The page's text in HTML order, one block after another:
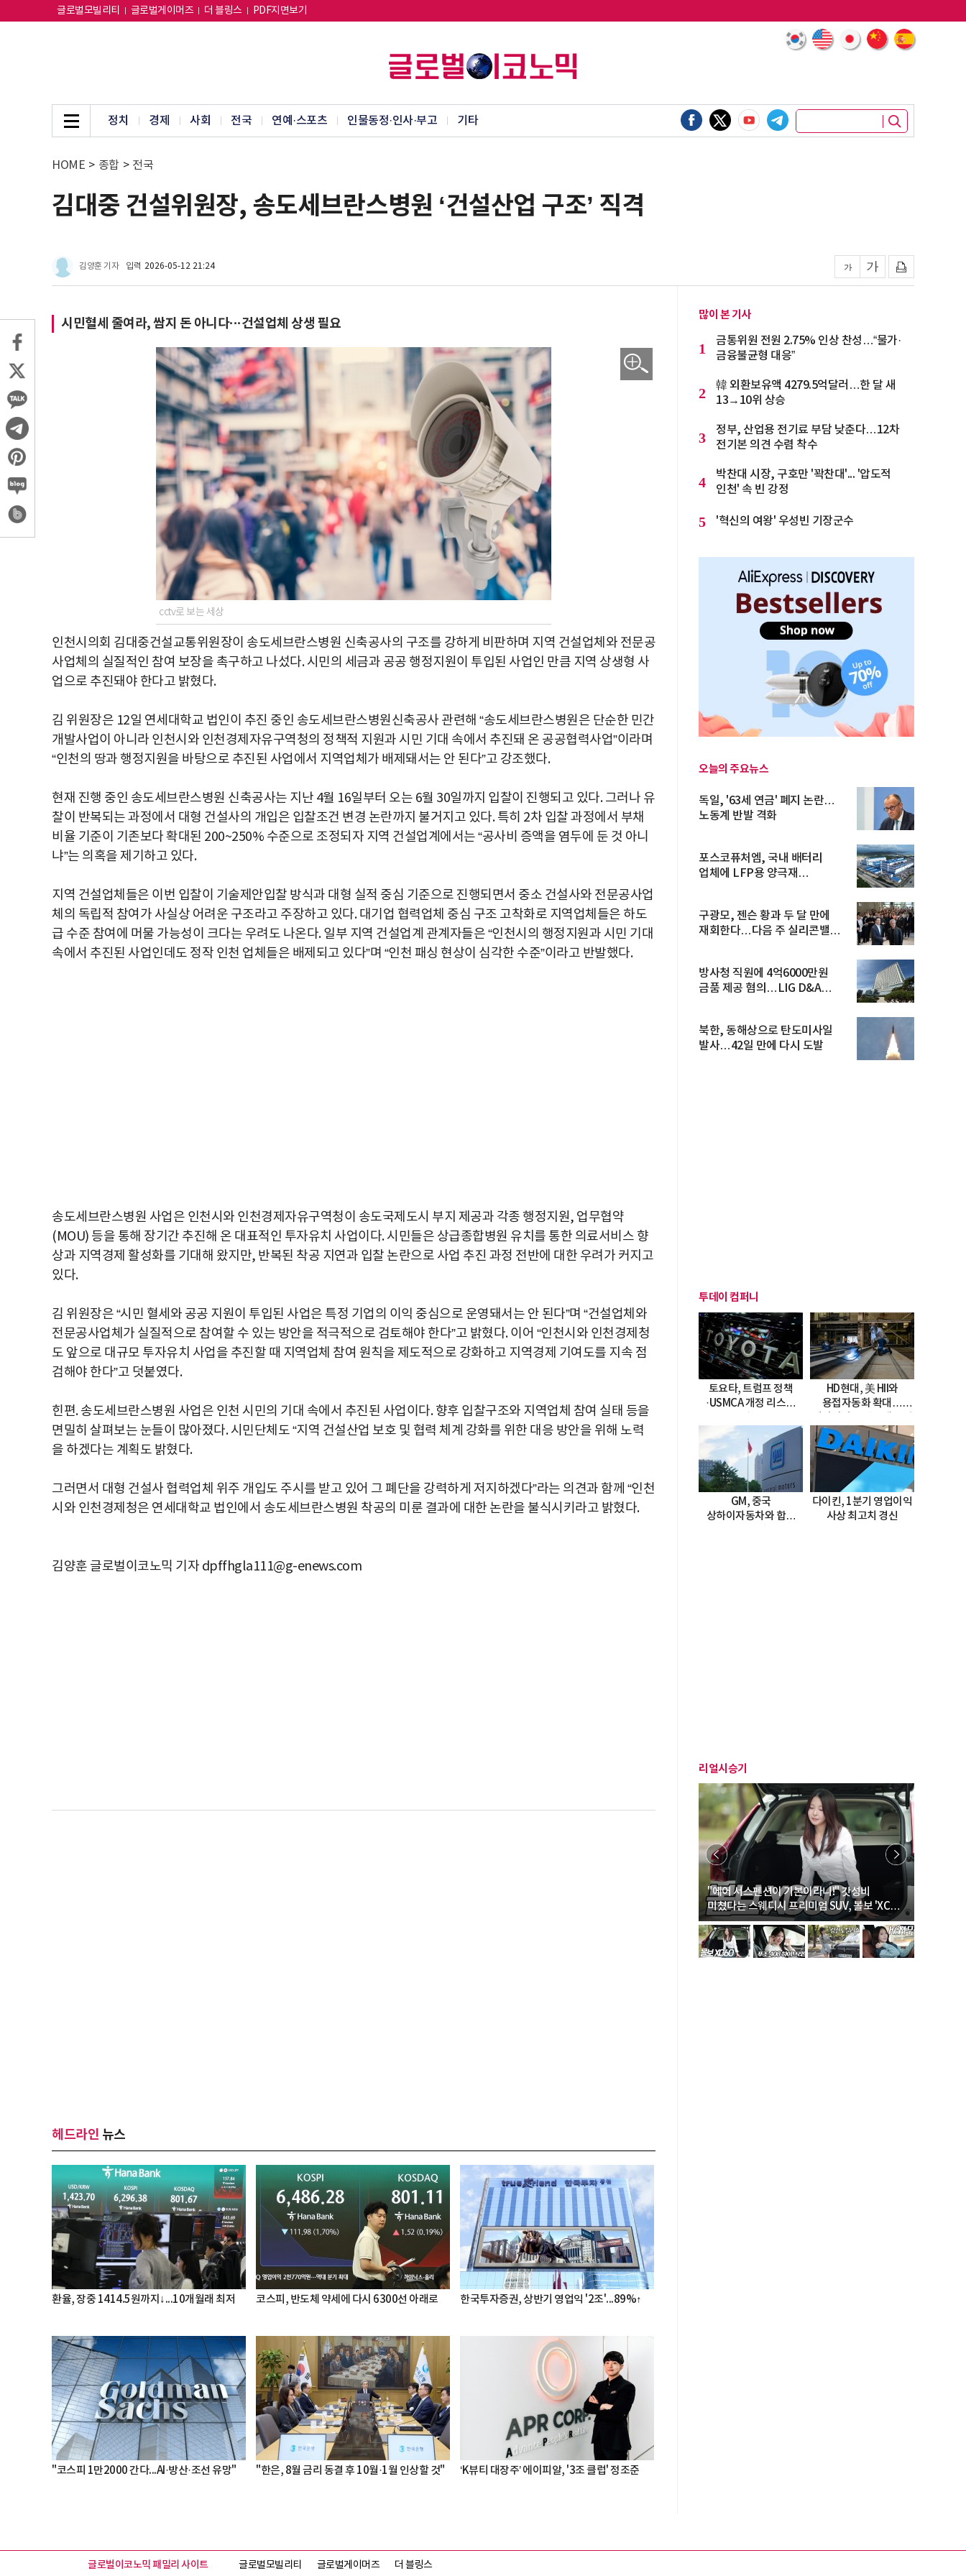
글로벌모빌리티 글로벌게이머즈 더 블링스 PDF지면보기
정치 경제 사회 전국 연예·스포츠 인물동정·인사·부고 기타
HOME > 종합 > 전국
김대중 건설위원장, 송도세브란스병원 ‘건설산업 구조’ 직격
김양훈 기자 입력 2026-05-12 21:24
시민혈세 줄여라, 쌈지 돈 아니다···건설업체 상생 필요
cctv로 보는 세상
인천시의회 김대중건설교통위원장이 송도세브란스병원 신축공사의 구조를 강하게 비판하며 지역 건설업체와 전문공
사업체의 실질적인 참여 보장을 촉구하고 나섰다. 시민의 세금과 공공 행정지원이 투입된 사업인 만큼 지역 상생형 사
업으로 추진돼야 한다고 밝혔다.
김 위원장은 12일 연세대학교 법인이 추진 중인 송도세브란스병원신축공사 관련해 “송도세브란스병원은 단순한 민간
개발사업이 아니라 인천시와 인천경제자유구역청의 정책적 지원과 시민 기대 속에서 추진돼 온 공공협력사업”이라며
“인천의 땅과 행정지원을 바탕으로 추진된 사업에서 지역업체가 배제돼서는 안 된다”고 강조했다.
현재 진행 중인 송도세브란스병원 신축공사는 지난 4월 16일부터 오는 6월 30일까지 입찰이 진행되고 있다. 그러나 유
찰이 반복되는 과정에서 대형 건설사의 개입은 입찰조건 변경 논란까지 불거지고 있다. 특히 2차 입찰 과정에서 부채
비율 기준이 기존보다 확대된 200~250% 수준으로 조정되자 지역 건설업계에서는 “공사비 증액을 염두에 둔 것 아니
냐”는 의혹을 제기하고 있다.
지역 건설업체들은 이번 입찰이 기술제안입찰 방식과 대형 실적 중심 기준으로 진행되면서 중소 건설사와 전문공사업
체의 독립적 참여가 사실상 어려운 구조라고 주장하고 있다. 대기업 협력업체 중심 구조 고착화로 지역업체들은 하도
급 수준 참여에 머물 가능성이 크다는 우려도 나온다. 일부 지역 건설업계 관계자들은 “인천시의 행정지원과 시민 기대
속에서 추진된 사업인데도 정작 인천 업체들은 배제되고 있다”며 “인천 패싱 현상이 심각한 수준”이라고 반발했다.
송도세브란스병원 사업은 인천시와 인천경제자유구역청이 송도국제도시 부지 제공과 각종 행정지원, 업무협약
(MOU) 등을 통해 장기간 추진해 온 대표적인 투자유치 사업이다. 시민들은 상급종합병원 유치를 통한 의료서비스 향
상과 지역경제 활성화를 기대해 왔지만, 반복된 착공 지연과 입찰 논란으로 사업 추진 과정 전반에 대한 우려가 커지고
있다.
김 위원장은 “시민 혈세와 공공 지원이 투입된 사업은 특정 기업의 이익 중심으로 운영돼서는 안 된다”며 “건설업체와
전문공사업체가 실질적으로 참여할 수 있는 방안을 적극적으로 검토해야 한다”고 밝혔다. 이어 “인천시와 인천경제청
도 앞으로 대규모 투자유치 사업을 추진할 때 지역업체 참여 원칙을 제도적으로 강화하고 지역경제 기여도를 지속 점
검해야 한다”고 덧붙였다.
힌편. 송도세브란스병원 사업은 인천 시민의 기대 속에서 추진된 사업이다. 향후 입찰구조와 지역업체 참여 실태 등을
면밀히 살펴보는 눈들이 많아졌다. 시민단체도 “지역 건설산업 보호 및 협력 체계 강화를 위한 대응 방안을 위해 노력
을 하겠다는 계획도 밝혔다.
그러면서 대형 건설사 협력업체 위주 개입도 주시를 받고 있어 그 폐단을 강력하게 저지하겠다”라는 의견과 함께 “인천
시와 인천경제청은 연세대학교 법인에서 송도세브란스병원 착공의 미룬 결과에 대한 논란을 불식시키라고 밝혔다.
김양훈 글로벌이코노믹 기자 dpffhgla111@g-enews.com
헤드라인 뉴스
환율, 장중 1414.5원까지↓...10개월래 최저 코스피, 반도체 약세에 다시 6300선 아래로 한국투자증권, 상반기 영업익 '2조'...89%↑
"코스피 1만2000 간다...AI·방산·조선 유망" "한은, 8월 금리 동결 후 10월·1월 인상할 것" ‘K뷰티 대장주’ 에이피알, '3조 클럽' 정조준
많이 본 기사
1
금통위원 전원 2.75% 인상 찬성…“물가·
금융불균형 대응”
2
韓 외환보유액 4279.5억달러…한 달 새
13→10위 상승
3
정부, 산업용 전기료 부담 낮춘다…12차
전기본 의견 수렴 착수
4
박찬대 시장, 구호만 '꽉찬대'... '압도적
인천' 속 빈 강정
5 '혁신의 여왕' 우성빈 기장군수
오늘의 주요뉴스
독일, '63세 연금' 폐지 논란…
노동계 반발 격화
포스코퓨처엠, 국내 배터리
업체에 LFP용 양극재
구광모, 젠슨 황과 두 달 만에
재회한다…다음 주 실리콘밸리
방사청 직원에 4억6000만원
금품 제공 혐의…LIG D&A
북한, 동해상으로 탄도미사일
발사…42일 만에 다시 도발
투데이 컴퍼니
토요타, 트럼프 정책
·USMCA 개정 리스크
HD현대, 美 HII와
용접자동화 확대…
도입
GM, 중국
상하이자동차와 합작
다이킨, 1분기 영업이익
사상 최고치 경신
리얼시승기
"에어 서스펜션이 기본이라니!" 갓성비
미쳤다는 스웨디시 프리미엄 SUV, 볼보 'XC60
B5 울트라'
글로벌이코노믹 패밀리 사이트 글로벌모빌리티 글로벌게이머즈 더 블링스